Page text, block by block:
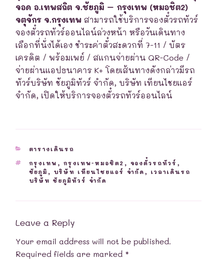
จอด อ.เทพสถิต จ.ชัยภูมิ – กรุงเทพ (หมอชิต2)
จตุจักร จ.กรุงเทพ สามารถใช้บริการจองตั๋วรถทัวร์
จองตั๋วรถทัวร์ออนไลน์ล่วงหน้า หรือวันเดินทาง
เลือกที่นั่งได้เอง ชำระค่าตั๋วสะดวกที่ 7-11 / บัตร
เครดิต / พร้อมเพย์ / สแกนจ่ายผ่าน QR-Code /
จ่ายผ่านแอปธนาคาร K+ โดยเส้นทางดังกล่าวมีรถ
ทัวร์บริษัท ชัยภูมิทัวร์ จำกัด, บริษัท เทียนไชยแอร์
จำกัด, เปิดให้บริการจองตั๋วรถทัวร์ออนไลน์
CATEGORIES
ตารางเดินรถ
TAGS
กรุงเทพ , กรุงเทพ-หมอชิต2 , จองตั๋วรถทัวร์ ,
ชัยภูมิ , บริษัท เทียนไชยแอร์ จำกัด , เวลาเดินรถ
บริษัท ชัยภูมิทัวร์ จำกัด
Leave a Reply
Your email address will not be published.
Required fields are marked *